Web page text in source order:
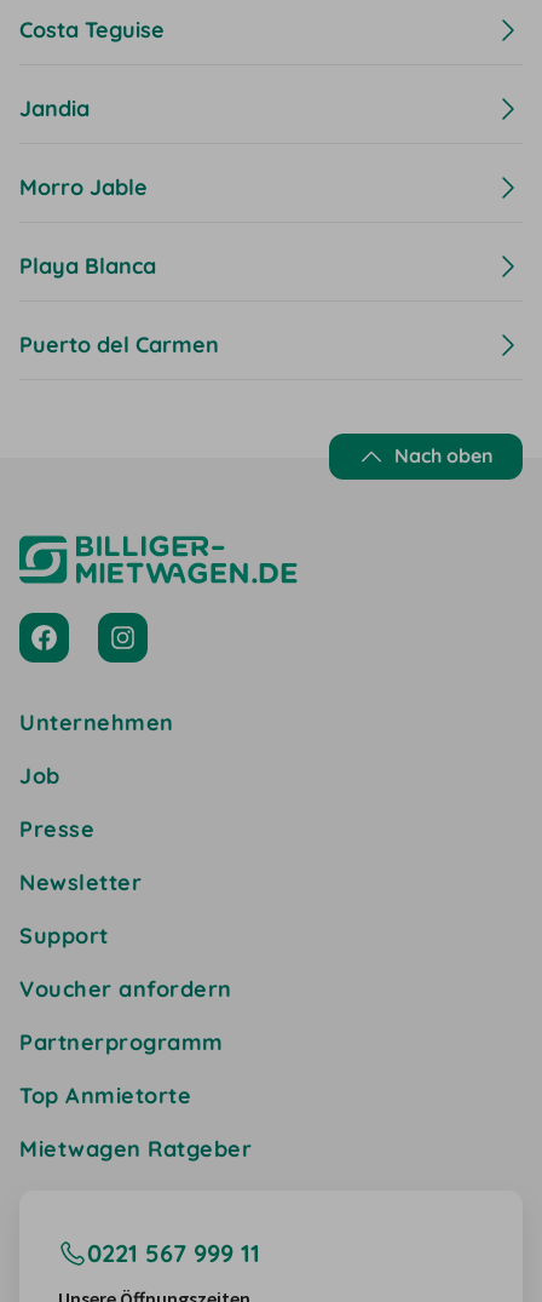
Costa Teguise
Jandia
Morro Jable
Playa Blanca
Puerto del Carmen
Nach oben
Unternehmen
Job
Presse
Newsletter
Support
Voucher anfordern
Partnerprogramm
Top Anmietorte
Mietwagen Ratgeber
0221 567 999 11